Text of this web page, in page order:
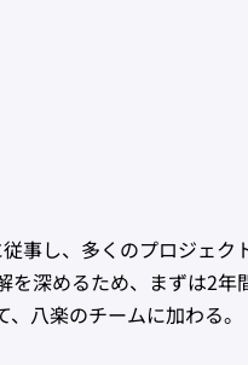
事し、多くのプロジェク
深めるため、まずは2年
八楽のチームに加わる。